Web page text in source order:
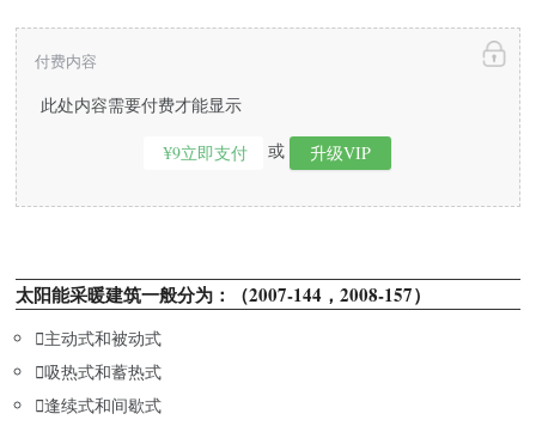
此处内容需要付费才能显示
¥9立即支付 或 升级VIP
付费内容
太阳能采暖建筑一般分为：（2007-144，2008-157）
主动式和被动式
吸热式和蓄热式
逢续式和间歇式